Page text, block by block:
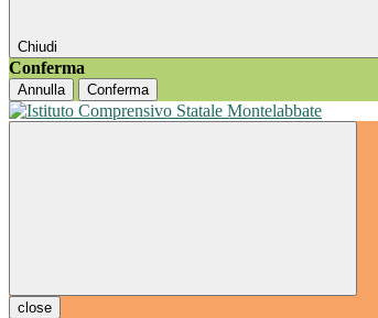
Chiudi
Conferma
Annulla Conferma
close